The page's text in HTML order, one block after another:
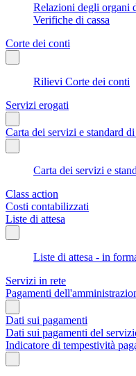
Relazioni degli organi
Verifiche di cassa
Corte dei conti
Rilievi Corte dei conti
Servizi erogati
Carta dei servizi e standard
Carta dei servizi e
Class action
Costi contabilizzati
Liste di attesa
Liste di attesa - in
Servizi in rete
Pagamenti
Dati sui pagamenti
Dati sui pagamenti del
Indicatore di tempestività